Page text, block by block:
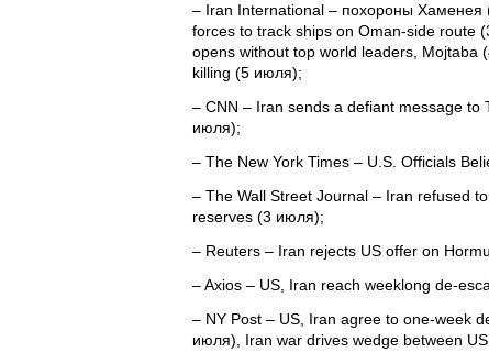
– Iran International – похороны Хаменея
forces to track ships on Oman-side route
opens without top world leaders, Mojtaba
killing (5 июля);
– CNN – Iran sends a defiant message to
июля);
– The New York Times – U.S. Officials
– The Wall Street Journal – Iran refused
reserves (3 июля);
– Reuters – Iran rejects US offer on
– Axios – US, Iran reach weeklong de-
– NY Post – US, Iran agree to one-week
июля), Iran war drives wedge between